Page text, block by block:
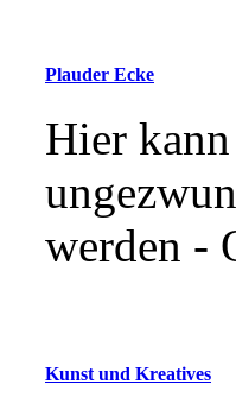
Plauder Ecke
Hier
werden -
Kunst und Kreatives